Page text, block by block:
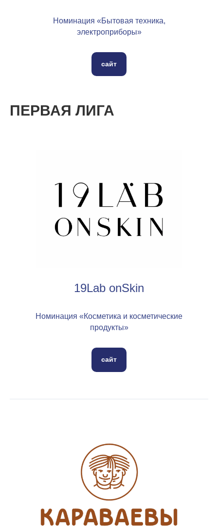
Номинация «Бытовая техника,
электроприборы»
сайт
ПЕРВАЯ ЛИГА
19Lab onSkin
Номинация «Косметика и косметические
продукты»
сайт